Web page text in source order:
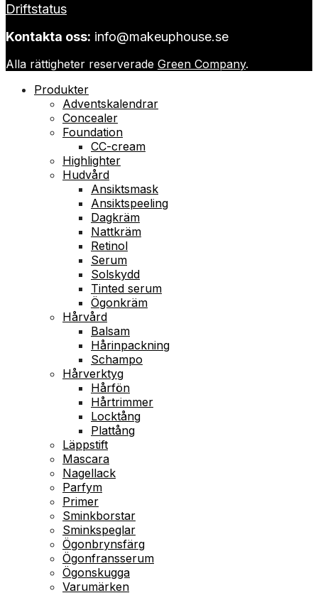
Driftstatus
Kontakta oss: info@makeuphouse.se
Alla rättigheter reserverade Green Company.
Produkter
Adventskalendrar
Concealer
Foundation
CC-cream
Highlighter
Hudvård
Ansiktsmask
Ansiktspeeling
Dagkräm
Nattkräm
Retinol
Serum
Solskydd
Tinted serum
Ögonkräm
Hårvård
Balsam
Hårinpackning
Schampo
Hårverktyg
Hårfön
Hårtrimmer
Locktång
Plattång
Läppstift
Mascara
Nagellack
Parfym
Primer
Sminkborstar
Sminkspeglar
Ögonbrynsfärg
Ögonfransserum
Ögonskugga
Varumärken